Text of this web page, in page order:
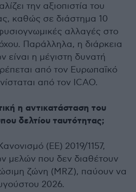
την αξιοπιστία του
καθώς σε διάστημα 10
αλλαγές στο
Παράλληλα, η διάρκεια
είναι η μέγιστη δυνατή
από τον Ευρωπαϊκό
από τον ICAO.
η αντικατάσταση του
δελτίου ταυτότητας;
(ΕΕ) 2019/1157,
μελών που δεν διαθέτουν
ζώνη (MRZ), παύουν να
2026.